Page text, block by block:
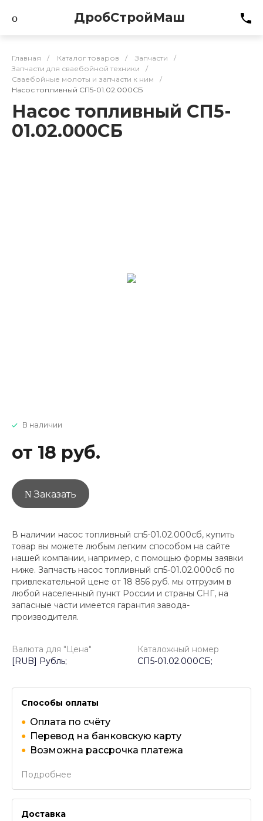
ДробСтройМаш
Главная / Каталог товаров / Запчасти
/
Запчасти для сваебойной техники
/
Сваебойные молоты и запчасти к ним
/
Насос топливный СП5-01.02.000СБ
Насос топливный СП5-
01.02.000СБ
В наличии
от 18 руб.
Заказать
В наличии насос топливный сп5-01.02.000сб, купить
товар вы можете любым легким способом на сайте
нашей компании, например, с помощью формы заявки
ниже. Запчасть насос топливный сп5-01.02.000сб по
привлекательной цене от 18 856 руб. мы отгрузим в
любой населенный пункт России и страны СНГ, на
запасные части имеется гарантия завода-
производителя.
Валюта для "Цена"
[RUB] Рубль;
Каталожный номер
СП5-01.02.000СБ;
Способы оплаты
Оплата по счёту
Перевод на банковскую карту
Возможна рассрочка платежа
Подробнее
Доставка